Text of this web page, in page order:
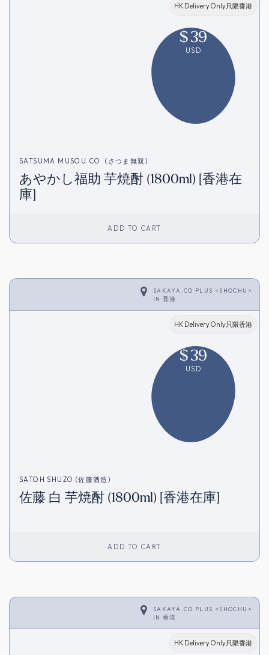
HK Delivery Only只限香港
$39
USD
SATSUMA MUSOU CO. (さつま無双)
あやかし福助 芋焼酎 (1800ml) [香港在
庫]
ADD TO CART
SAKAYA.CO PLUS <SHOCHU>
IN 香港
HK Delivery Only只限香港
$39
USD
SATOH SHUZO (佐藤酒造)
佐藤 白 芋焼酎 (1800ml) [香港在庫]
ADD TO CART
SAKAYA.CO PLUS <SHOCHU>
IN 香港
HK Delivery Only只限香港